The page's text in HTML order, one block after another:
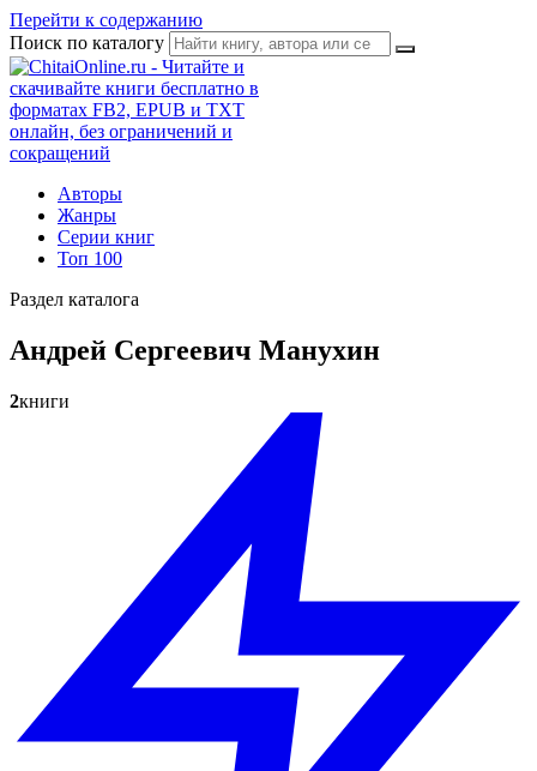
Перейти к содержанию
Поиск по каталогу
Авторы
Жанры
Серии книг
Топ 100
Раздел каталога
Андрей Сергеевич Манухин
2книги